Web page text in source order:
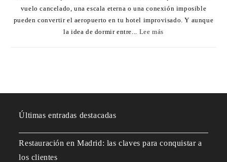
vuelo cancelado, una escala eterna o una conexión imposible
pueden convertir el aeropuerto en tu hotel improvisado. Y aunque
la idea de dormir entre... Lee más
Últimas entradas destacadas
Restauración en Madrid: las claves para conquistar a
los clientes